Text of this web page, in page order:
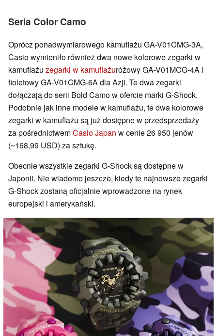
Seria Color Camo
Oprócz ponadwymiarowego kamuflażu GA-V01CMG-3A,
Casio wymieniło również dwa nowe kolorowe zegarki w
kamuflażu zegarki w kamuflażuróżowy GA-V01MCG-4A i
fioletowy GA-V01CMG-6A dla Azji. Te dwa zegarki
dołączają do serii Bold Camo w ofercie marki G-Shock.
Podobnie jak inne modele w kamuflażu, te dwa kolorowe
zegarki w kamuflażu są już dostępne w przedsprzedaży
za pośrednictwemCasio Japan w cenie 26 950 jenów
(~168,99 USD) za sztukę.
Obecnie wszystkie zegarki G-Shock są dostępne w
Japonii. Nie wiadomo jeszcze, kiedy te najnowsze zegarki
G-Shock zostaną oficjalnie wprowadzone na rynek
europejski i amerykański.